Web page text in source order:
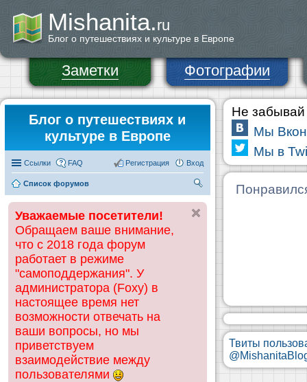
Mishanita.ru
Блог о путешествиях и культуре в Европе
Заметки Фотографии
Блог о путешествиях и
культуре в Европе
Ссылки FAQ Вход
Регистрация
Список форумов
ск
Уважаемые посетители!
Обращаем ваше внимание,
что с 2018 года форум
работает в режиме
"самоподдержания". У
администратора (Foxy) в
настоящее время нет
возможности отвечать на
ваши вопросы, но мы
приветствуем
взаимодействие между
пользователями
Не забывай
Мы
Мы в
Твиты